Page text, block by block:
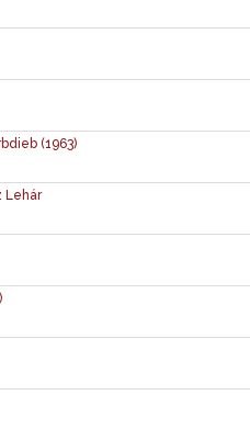
(1963)
Lehár